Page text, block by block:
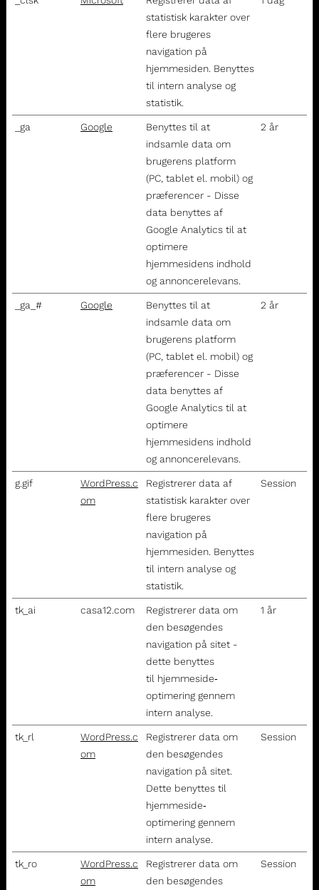
statistisk karakter over
flere brugeres
navigation på
hjemmesiden. Benyttes
til intern analyse og
statistik.
_ga Google
Benyttes til at
indsamle data om
brugerens platform
(PC, tablet el. mobil) og
præferencer - Disse
data benyttes af
Google Analytics til at
optimere
hjemmesidens indhold
og annoncerelevans.
2 år
_ga_# Google
Benyttes til at
indsamle data om
brugerens platform
(PC, tablet el. mobil) og
præferencer - Disse
data benyttes af
Google Analytics til at
optimere
hjemmesidens indhold
og annoncerelevans.
2 år
g.gif
WordPress.c
om
Registrerer data af
statistisk karakter over
flere brugeres
navigation på
hjemmesiden. Benyttes
til intern analyse og
statistik.
Session
tk_ai casa12.com
Registrerer data om
den besøgendes
navigation på sitet -
dette benyttes
til hjemmeside‐
optimering gennem
intern analyse.
1 år
tk_rl
WordPress.c
om
Registrerer data om
den besøgendes
navigation på sitet.
Dette benyttes til
hjemmeside‐
optimering gennem
intern analyse.
Session
tk_ro
WordPress.c
om
Registrerer data om
den besøgendes
Session